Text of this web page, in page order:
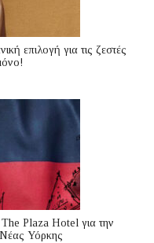
επιλογή για τις ζεστές
Plaza Hotel για την
Υόρκης